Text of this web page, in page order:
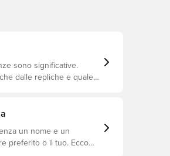
sono significative.
dalle repliche e quale
un nome e un
preferito o il tuo. Ecco